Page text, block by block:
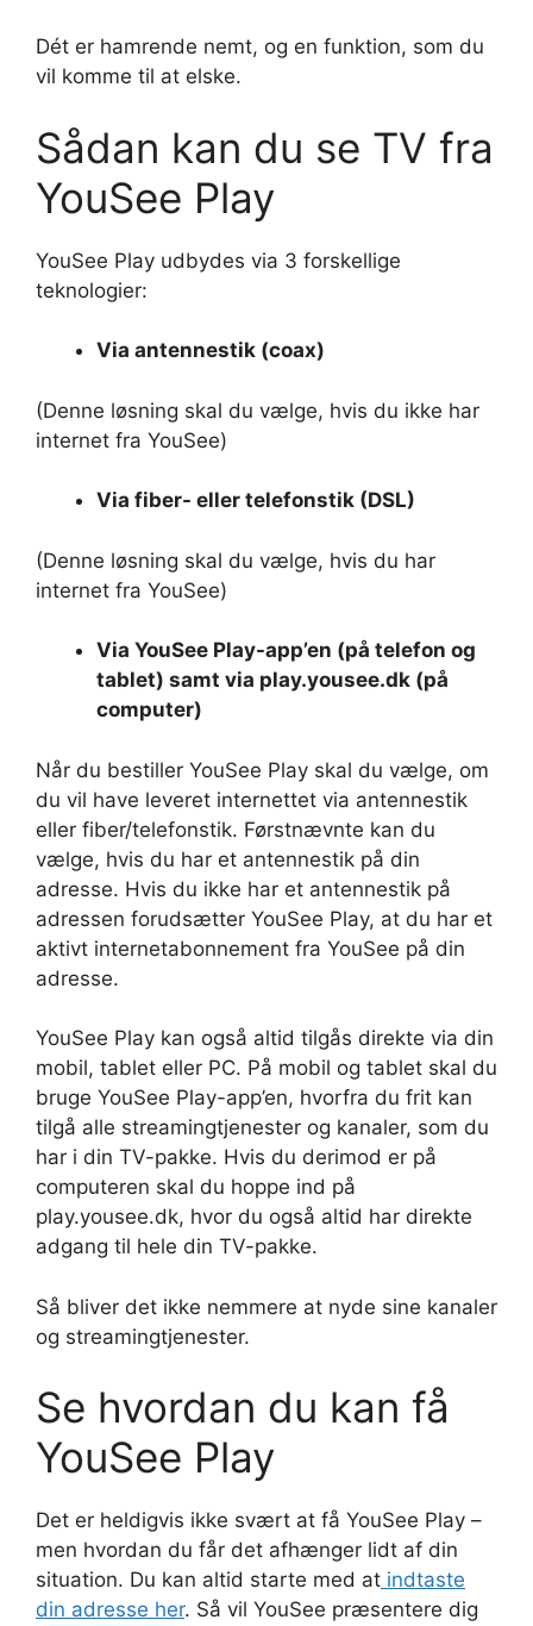
Dét er hamrende nemt, og en funktion, som du
vil komme til at elske.
Sådan kan du se TV fra
YouSee Play
YouSee Play udbydes via 3 forskellige
teknologier:
Via antennestik (coax)
(Denne løsning skal du vælge, hvis du ikke har
internet fra YouSee)
Via fiber- eller telefonstik (DSL)
(Denne løsning skal du vælge, hvis du har
internet fra YouSee)
Via YouSee Play-app’en (på telefon og
tablet) samt via play.yousee.dk (på
computer)
Når du bestiller YouSee Play skal du vælge, om
du vil have leveret internettet via antennestik
eller fiber/telefonstik. Førstnævnte kan du
vælge, hvis du har et antennestik på din
adresse. Hvis du ikke har et antennestik på
adressen forudsætter YouSee Play, at du har et
aktivt internetabonnement fra YouSee på din
adresse.
YouSee Play kan også altid tilgås direkte via din
mobil, tablet eller PC. På mobil og tablet skal du
bruge YouSee Play-app’en, hvorfra du frit kan
tilgå alle streamingtjenester og kanaler, som du
har i din TV-pakke. Hvis du derimod er på
computeren skal du hoppe ind på
play.yousee.dk, hvor du også altid har direkte
adgang til hele din TV-pakke.
Så bliver det ikke nemmere at nyde sine kanaler
og streamingtjenester.
Se hvordan du kan få
YouSee Play
Det er heldigvis ikke svært at få YouSee Play –
men hvordan du får det afhænger lidt af din
situation. Du kan altid starte med at indtaste
din adresse her. Så vil YouSee præsentere dig